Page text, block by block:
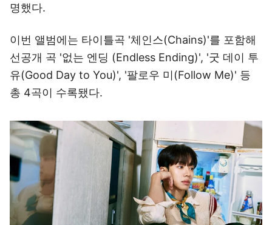
명했다.
이번 앨범에는 타이틀곡 '체인스(Chains)'를 포함해
선공개 곡 '없는 엔딩 (Endless Ending)', '굿 데이 투
유(Good Day to You)', '팔로우 미(Follow Me)' 등
총 4곡이 수록됐다.